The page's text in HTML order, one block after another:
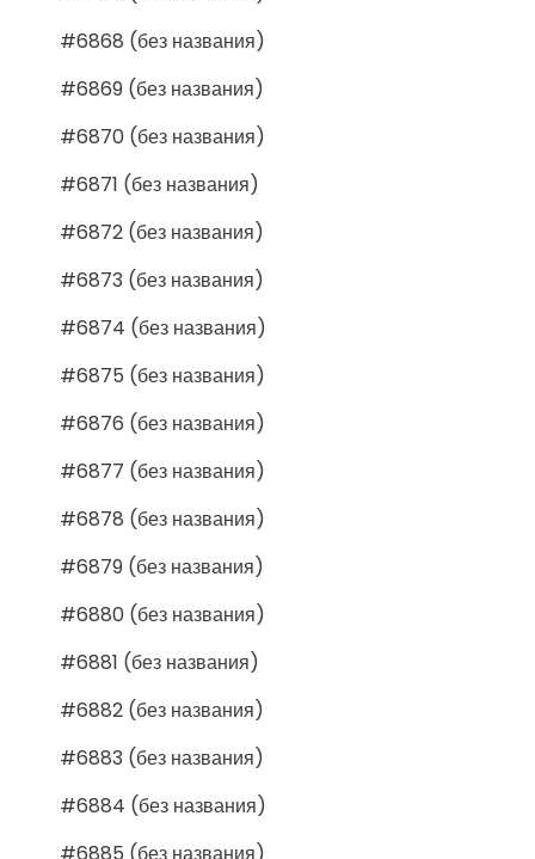
#6868 (без названия)
#6869 (без названия)
#6870 (без названия)
#6871 (без названия)
#6872 (без названия)
#6873 (без названия)
#6874 (без названия)
#6875 (без названия)
#6876 (без названия)
#6877 (без названия)
#6878 (без названия)
#6879 (без названия)
#6880 (без названия)
#6881 (без названия)
#6882 (без названия)
#6883 (без названия)
#6884 (без названия)
#6885 (без названия)